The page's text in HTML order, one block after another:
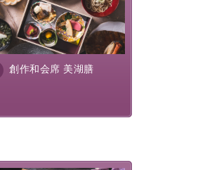
得に癒しのひとときをお過ごしくだ
取り組み】----------
行っております。
創作和会席 美湖膳
膳とは諏訪の地で特別を
する為に料理長・神原 裕
考え出した創作和会席で
美しい諏訪湖の幸...